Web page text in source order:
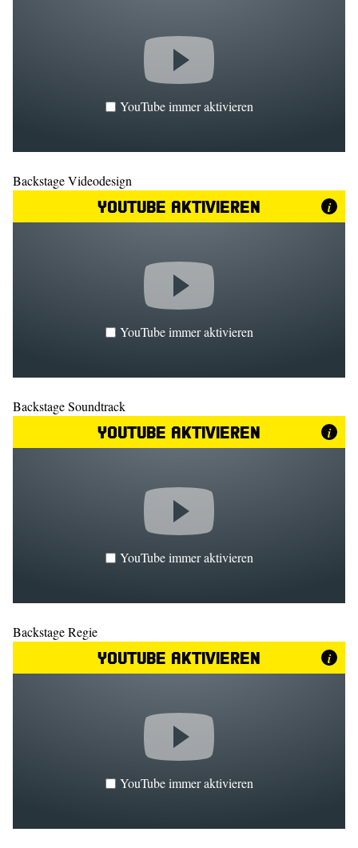
YouTube immer aktivieren
Backstage Videodesign
YouTube aktivieren i
YouTube immer aktivieren
Backstage Soundtrack
YouTube aktivieren i
YouTube immer aktivieren
Backstage Regie
YouTube aktivieren i
YouTube immer aktivieren